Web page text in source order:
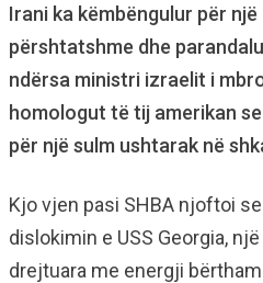
Irani ka këmbëngulur për një
përshtatshme dhe
ndërsa ministri izraelit i
homologut të tij amerikan
për një sulm ushtarak në
Kjo vjen pasi SHBA njoftoi
dislokimin e USS Georgia,
drejtuara me energji